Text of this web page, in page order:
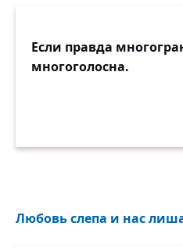
Если правда
многоголосна.
Любовь слепа и нас